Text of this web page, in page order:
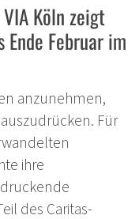
Köln zeigt
Februar im
anzunehmen,
Für
ihre
des Caritas-